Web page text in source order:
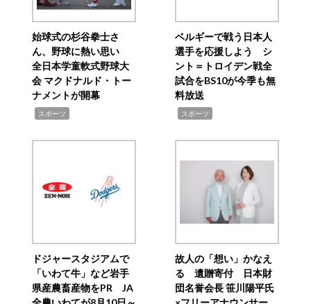
始球式の杉谷拳士さ
ん、野球に熱い思い
全日本学童軟式野球大
会 マクドナルド・トー
ナメントが開幕
スポーツ
ベルギーで戦う日本人
選手を応援しよう シ
ント＝トロイデン戦全
試合をBS10が今季も無
料放送
スポーツ
ドジャースタジアムで
「いわて牛」など岩手
県産農畜産物をPR JA
故人の「想い」かなえ
る 遺贈寄付 日本財
団名誉会長 笹川陽平氏